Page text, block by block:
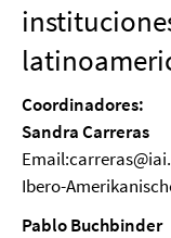
Coordinadores:
Sandra Carreras
Ibero-
Pablo Buchbinder